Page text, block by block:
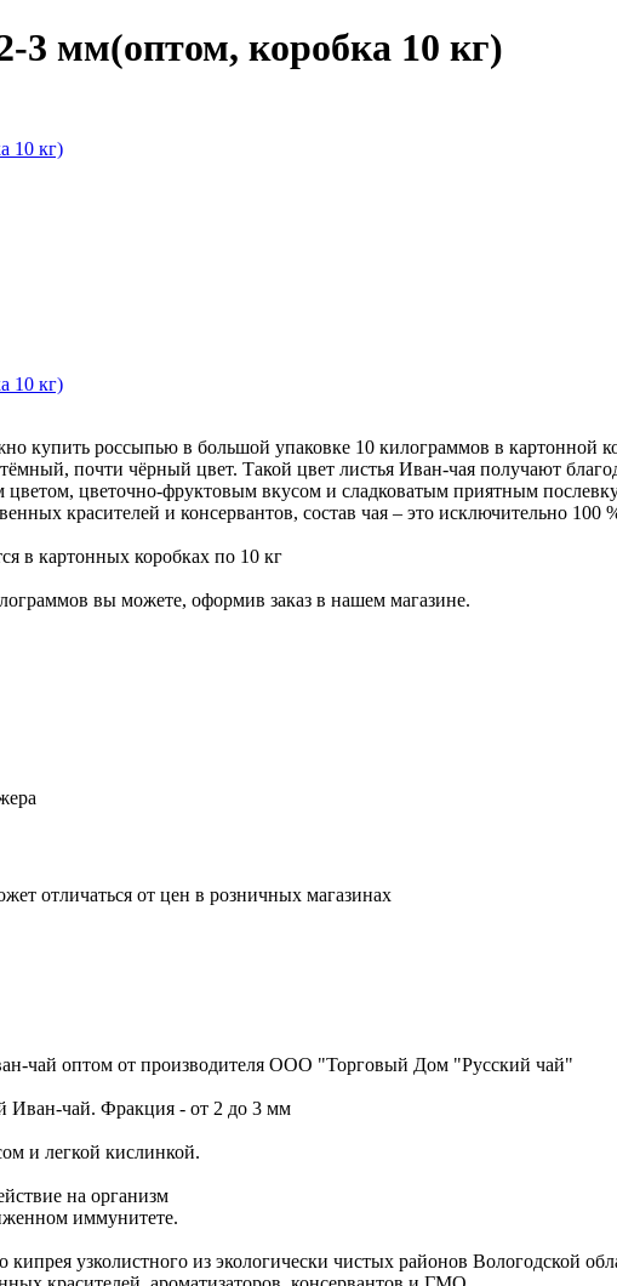
3 мм(оптом, коробка 10 кг)
купить россыпью в большой упаковке 10 килограммов в картонной
почти чёрный цвет. Такой цвет листья Иван-чая получают
цветочно-фруктовым вкусом и сладковатым приятным
красителей и консервантов, состав чая – это исключительно 100
в картонных коробках по 10 кг
вы можете, оформив заказ в нашем магазине.
отличаться от цен в розничных магазинах
чай оптом от производителя ООО "Торговый Дом "Русский чай"
Иван-чай. Фракция - от 2 до 3 мм
и легкой кислинкой.
на организм
иммунитете.
узколистного из экологически чистых районов Вологодской